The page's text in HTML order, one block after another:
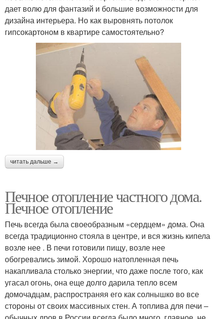
дает волю для фантазий и большие возможности для
дизайна интерьера. Но как выровнять потолок
гипсокартоном в квартире самостоятельно?
читать дальше →
Печное отопление частного дома.
Печное отопление
Печь всегда была своеобразным «сердцем» дома. Она
всегда традиционно стояла в центре, и вся жизнь кипела
возле нее . В печи готовили пищу, возле нее
обогревались зимой. Хорошо натопленная печь
накапливала столько энергии, что даже после того, как
угасал огонь, она еще долго дарила тепло всем
домочадцам, распространяя его как солнышко во все
стороны от своих массивных стен. А топлива для печи –